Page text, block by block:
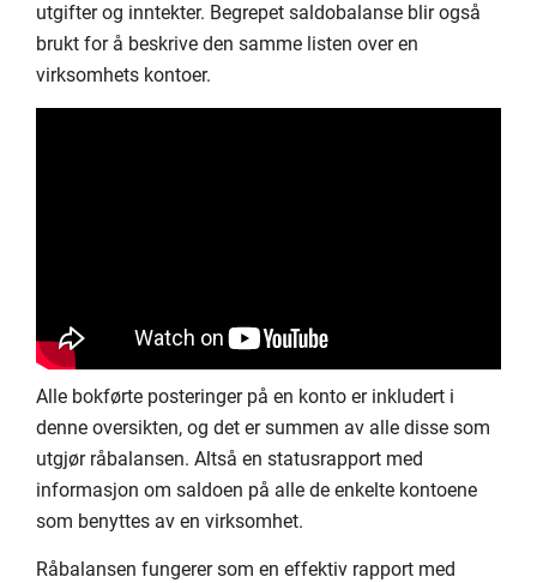
utgifter og inntekter. Begrepet saldobalanse blir også
brukt for å beskrive den samme listen over en
virksomhets kontoer.
Alle bokførte posteringer på en konto er inkludert i
denne oversikten, og det er summen av alle disse som
utgjør råbalansen. Altså en statusrapport med
informasjon om saldoen på alle de enkelte kontoene
som benyttes av en virksomhet.
Råbalansen fungerer som en effektiv rapport med